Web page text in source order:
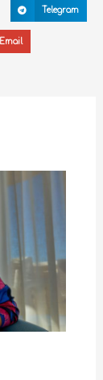
Telegram
Email